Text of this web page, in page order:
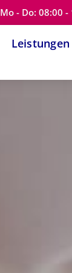
Mo - Do: 08:00 -
Leistungen